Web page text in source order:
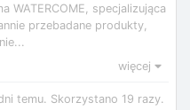
WATERCOME, specjalizująca
przebadane produkty,
więcej
temu. Skorzystano 19 razy.